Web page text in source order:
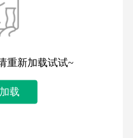
重新加载试试~
载